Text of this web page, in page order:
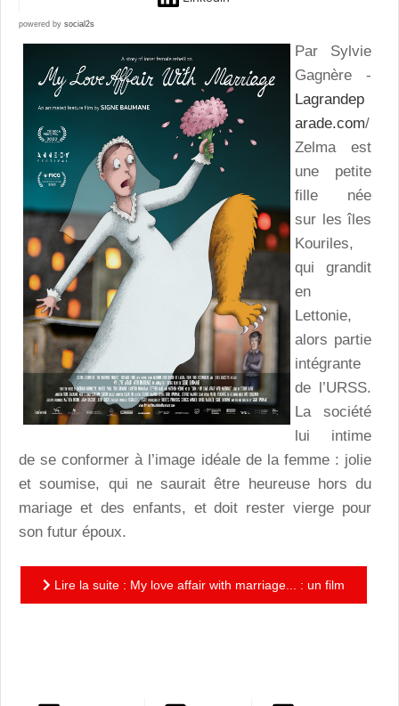
powered by social2s
Par Sylvie
Gagnère -
Lagrandep
arade.com/
Zelma est
une petite
fille née
sur les îles
Kouriles,
qui grandit
en
Lettonie,
alors partie
intégrante
de l’URSS.
La société
lui intime
de se conformer à l’image idéale de la femme : jolie
et soumise, qui ne saurait être heureuse hors du
mariage et des enfants, et doit rester vierge pour
son futur époux.
Lire la suite : My love affair with marriage... : un film